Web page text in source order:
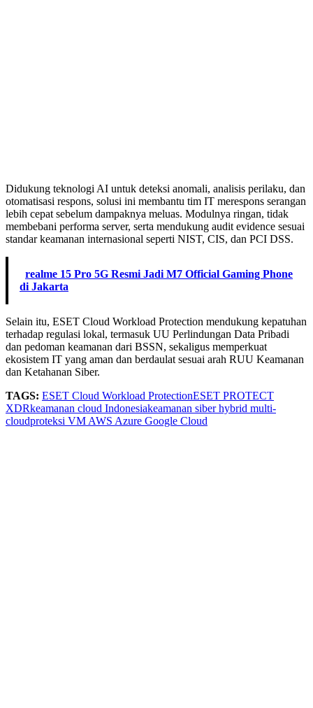
Didukung teknologi AI untuk deteksi anomali, analisis perilaku, dan
otomatisasi respons, solusi ini membantu tim IT merespons serangan
lebih cepat sebelum dampaknya meluas. Modulnya ringan, tidak
membebani performa server, serta mendukung audit evidence sesuai
standar keamanan internasional seperti NIST, CIS, dan PCI DSS.
realme 15 Pro 5G Resmi Jadi M7 Official Gaming Phone
di Jakarta
Selain itu, ESET Cloud Workload Protection mendukung kepatuhan
terhadap regulasi lokal, termasuk UU Perlindungan Data Pribadi
dan pedoman keamanan dari BSSN, sekaligus memperkuat
ekosistem IT yang aman dan berdaulat sesuai arah RUU Keamanan
dan Ketahanan Siber.
TAGS: ESET Cloud Workload ProtectionESET PROTECT
XDRkeamanan cloud Indonesiakeamanan siber hybrid multi-
cloudproteksi VM AWS Azure Google Cloud